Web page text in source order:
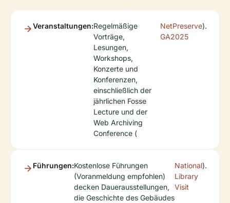
Veranstaltungen:Regelmäßige
Vorträge,
Lesungen,
Workshops,
Konzerte und
Konferenzen,
einschließlich der
jährlichen Fosse
Lecture und der
Web Archiving
Conference (
NetPreserve
GA2025
).
Führungen:Kostenlose Führungen
(Voranmeldung empfohlen)
decken Dauerausstellungen,
die Geschichte des Gebäudes
National
Library
Visit
).